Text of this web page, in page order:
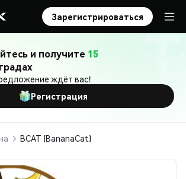
Зарегистрироваться
и получите 15
ждёт вас!
Регистрация
BCAT (BananaCat)